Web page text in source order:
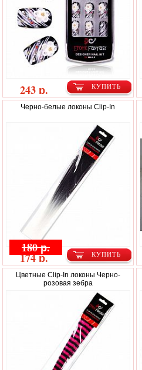
КУПИТЬ
243 р.
Черно-белые локоны Clip-In
КУПИТЬ
180 р.
174 р.
Цветные Clip-In локоны Черно-
розовая зебра